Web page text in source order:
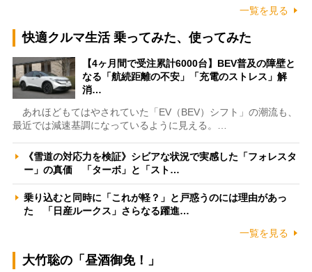
一覧を見る
快適クルマ生活 乗ってみた、使ってみた
【4ヶ月間で受注累計6000台】BEV普及の障壁と
なる「航続距離の不安」「充電のストレス」解
消…
あれほどもてはやされていた「EV（BEV）シフト」の潮流も、
最近では減速基調になっているように見える。…
《雪道の対応力を検証》シビアな状況で実感した「フォレスタ
ー」の真価 「ターボ」と「スト…
乗り込むと同時に「これが軽？」と戸惑うのには理由があっ
た 「日産ルークス」さらなる躍進…
一覧を見る
大竹聡の「昼酒御免！」